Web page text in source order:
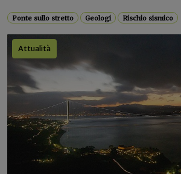
Ponte sullo stretto Geologi Rischio sismico
Attualità